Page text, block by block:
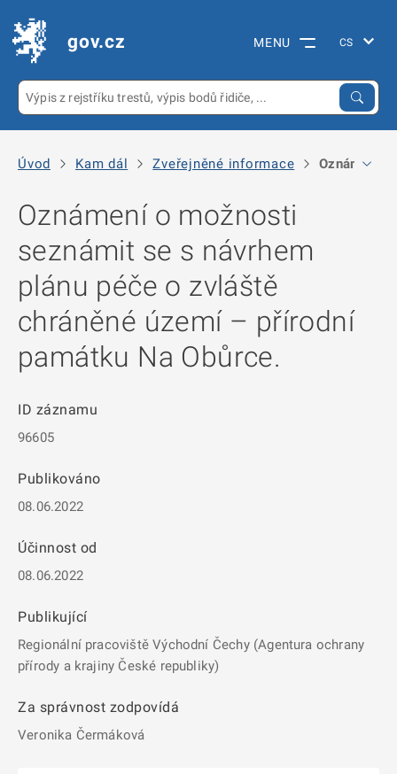
gov.cz MENU
Úvod Kam dál Zveřejněné informace Oznámení o
Oznámení o možnosti
seznámit se s návrhem
plánu péče o zvláště
chráněné území – přírodní
památku Na Obůrce.
ID záznamu
96605
Publikováno
08.06.2022
Účinnost od
08.06.2022
Publikující
Regionální pracoviště Východní Čechy (Agentura ochrany
přírody a krajiny České republiky)
Za správnost zodpovídá
Veronika Čermáková